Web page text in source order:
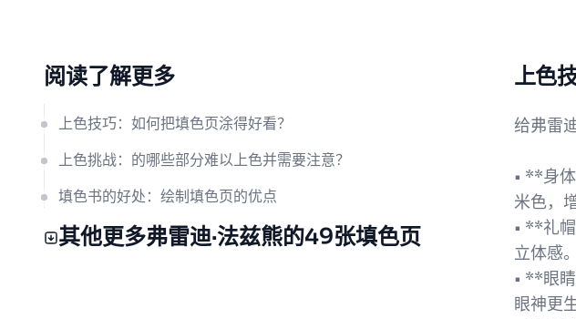
阅读了解更多
上色技巧：如何把填色页涂得好看？
上色挑战：的哪些部分难以上色并需要注意？
填色书的好处：绘制填色页的优点
其他更多弗雷迪·法兹熊的49张填色页
上色
给弗雷
• **身
米色，
• **礼
立体感。
• **眼
眼神更